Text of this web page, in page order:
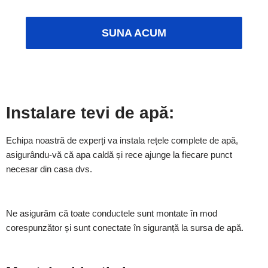
SUNA ACUM
Instalare tevi de apă:
Echipa noastră de experți va instala rețele complete de apă,
asigurându-vă că apa caldă și rece ajunge la fiecare punct
necesar din casa dvs.
Ne asigurăm că toate conductele sunt montate în mod
corespunzător și sunt conectate în siguranță la sursa de apă.